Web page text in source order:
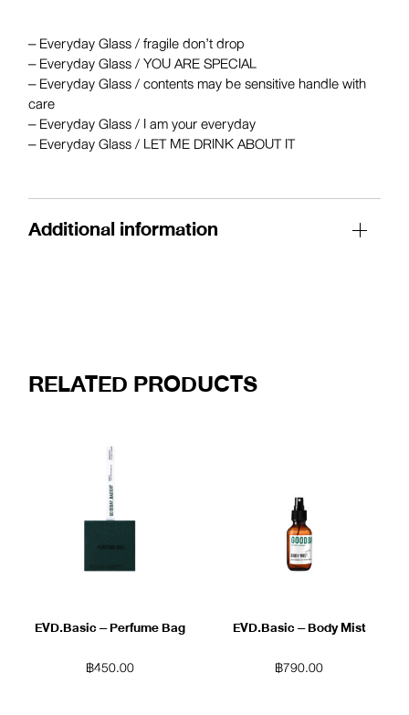
– Everyday Glass / fragile don’t drop
– Everyday Glass / YOU ARE SPECIAL
– Everyday Glass / contents may be sensitive handle with
care
– Everyday Glass / I am your everyday
– Everyday Glass / LET ME DRINK ABOUT IT
Additional information
RELATED PRODUCTS
EVD.Basic – Perfume Bag
฿450.00
EVD.Basic – Body Mist
฿790.00